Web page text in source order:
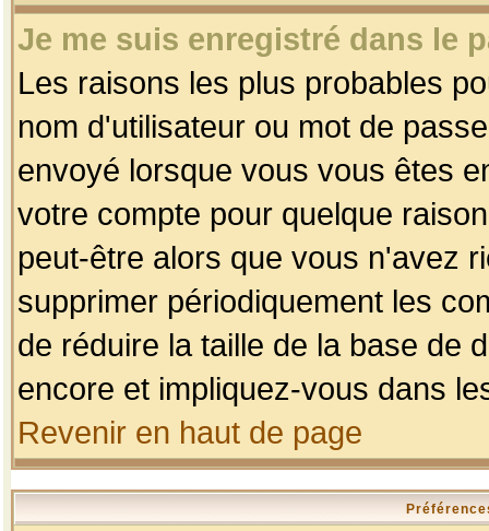
Je me suis enregistré dans le
Les raisons les plus probables
nom d'utilisateur ou mot de
envoyé lorsque vous vous êtes
votre compte pour quelque
peut-être alors que vous n'avez
supprimer périodiquement les
de réduire la taille de la base de
encore et impliquez-vous dans
Revenir en haut de page